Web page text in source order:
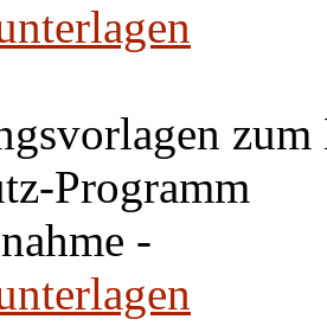
zum
Programm
-